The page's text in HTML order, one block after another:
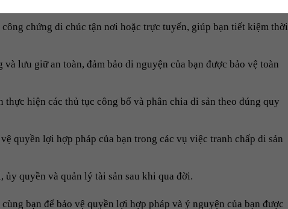
chứng di chúc tận nơi hoặc trực tuyến, giúp bạn tiết kiệm thời
lưu giữ an toàn, đảm bảo di nguyện của bạn được bảo vệ toàn
hiện các thủ tục công bố và phân chia di sản theo đúng quy
quyền lợi hợp pháp của bạn trong các vụ việc tranh chấp di sản
quyền và quản lý tài sản sau khi qua đời.
bạn để bảo vệ quyền lợi hợp pháp và ý nguyện của bạn được